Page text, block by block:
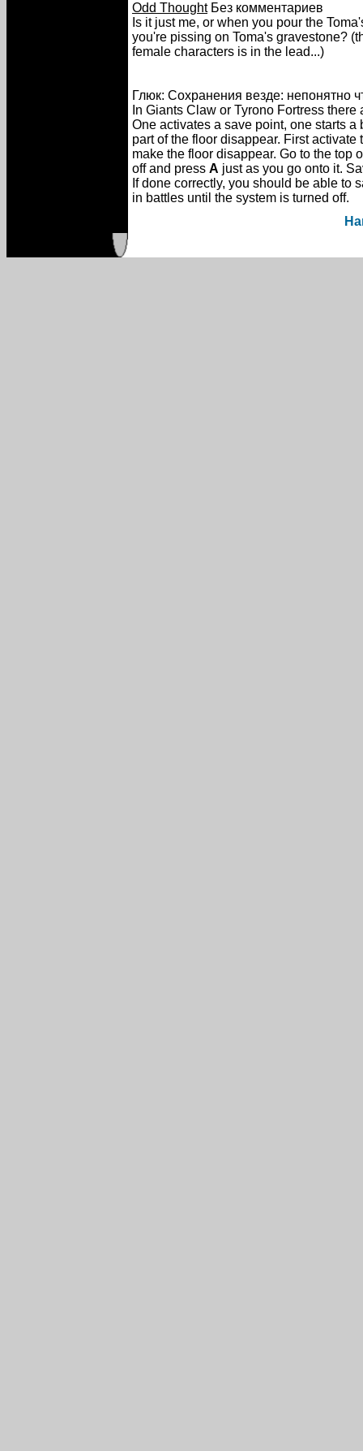
Odd ThoughtБез комментариев
Is it just me, or when you pour the
you're pissing on Toma's gravestone?
female characters is in the lead...)
Глюк: Сохранения везде: непонятно
In Giants Claw or Tyrono Fortress there
One activates a save point, one starts a
part of the floor disappear. First activate
make the floor disappear. Go to the top
off and press A just as you go onto it.
If done correctly, you should be able to
in battles until the system is turned off.